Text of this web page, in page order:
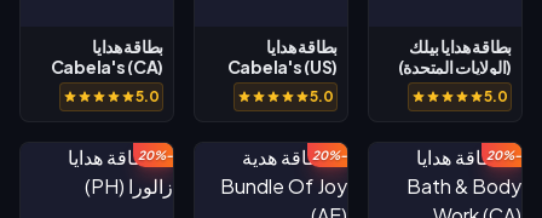
بطاقة هدايا بيلك
(الولايات المتحدة)
5.0
بطاقة هدايا
Cabela's (US)
5.0
بطاقة هدايا
Cabela's (CA)
5.0
-20%
-20%
-20%